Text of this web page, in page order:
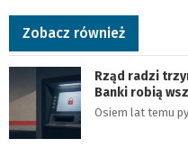
Zobacz również
Rząd radzi
Banki robią
Osiem lat temu